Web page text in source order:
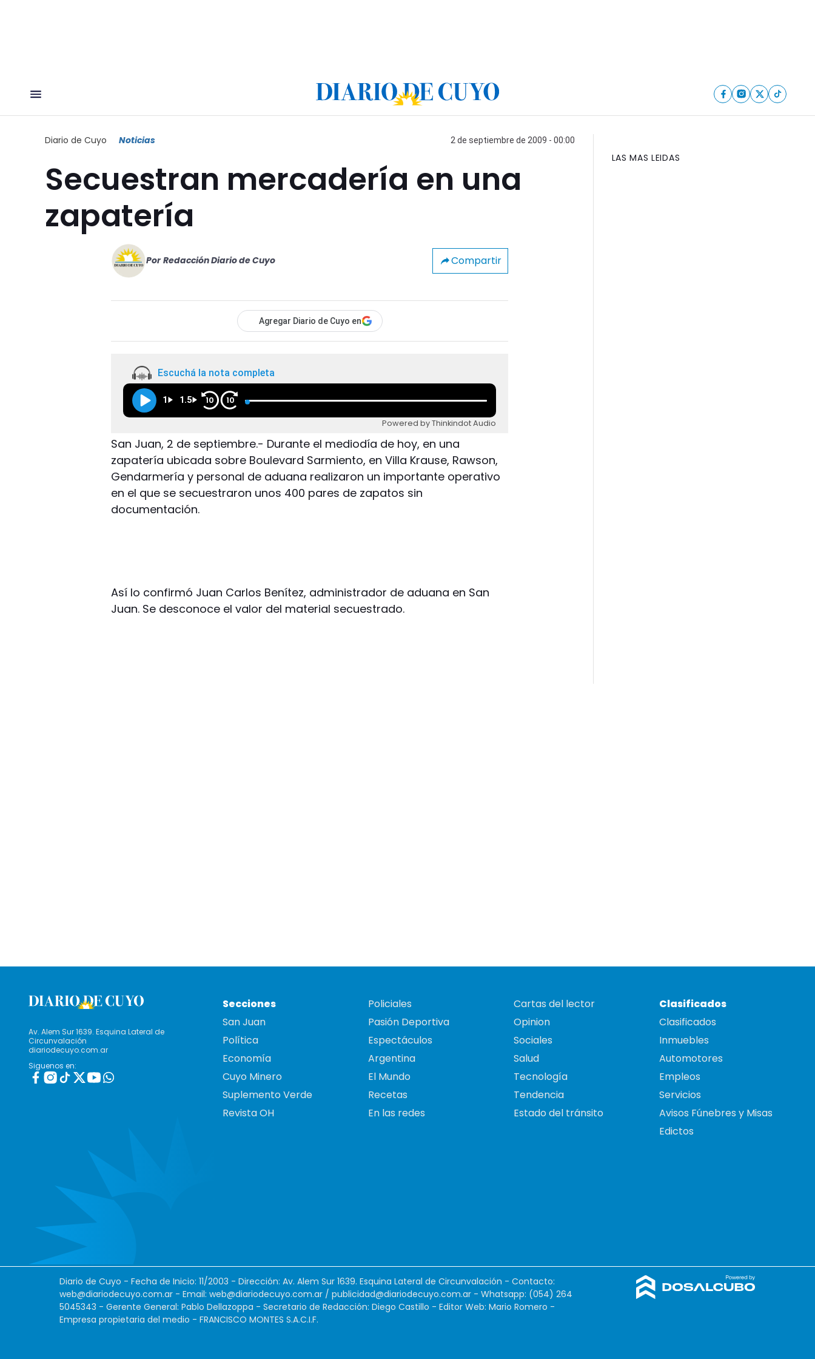
Diario de Cuyo Noticias 2 de septiembre de 2009 - 00:00
Secuestran mercadería en una
zapatería
Por Redacción Diario de Cuyo Compartir
Agregar Diario de Cuyo en
Escuchá la nota completa
1 1.5 10 10
Powered by Thinkindot Audio
San Juan, 2 de septiembre.- Durante el mediodía de hoy, en una
zapatería ubicada sobre Boulevard Sarmiento, en Villa Krause, Rawson,
Gendarmería y personal de aduana realizaron un importante operativo
en el que se secuestraron unos 400 pares de zapatos sin
documentación.
Así lo confirmó Juan Carlos Benítez, administrador de aduana en San
Juan. Se desconoce el valor del material secuestrado.
LAS MAS LEIDAS
Av. Alem Sur 1639. Esquina Lateral de
Circunvalación
diariodecuyo.com.ar
Siguenos en:
Secciones
San Juan
Política
Economía
Cuyo Minero
Suplemento Verde
Revista OH
Policiales
Pasión Deportiva
Espectáculos
Argentina
El Mundo
Recetas
En las redes
Cartas del lector
Opinion
Sociales
Salud
Tecnología
Tendencia
Estado del tránsito
Clasificados
Clasificados
Inmuebles
Automotores
Empleos
Servicios
Avisos Fúnebres y Misas
Edictos
Diario de Cuyo - Fecha de Inicio: 11/2003 - Dirección: Av. Alem Sur 1639. Esquina Lateral de Circunvalación - Contacto:
web@diariodecuyo.com.ar - Email: web@diariodecuyo.com.ar / publicidad@diariodecuyo.com.ar - Whatsapp: (054) 264
5045343 - Gerente General: Pablo Dellazoppa - Secretario de Redacción: Diego Castillo - Editor Web: Mario Romero -
Empresa propietaria del medio - FRANCISCO MONTES S.A.C.I.F.